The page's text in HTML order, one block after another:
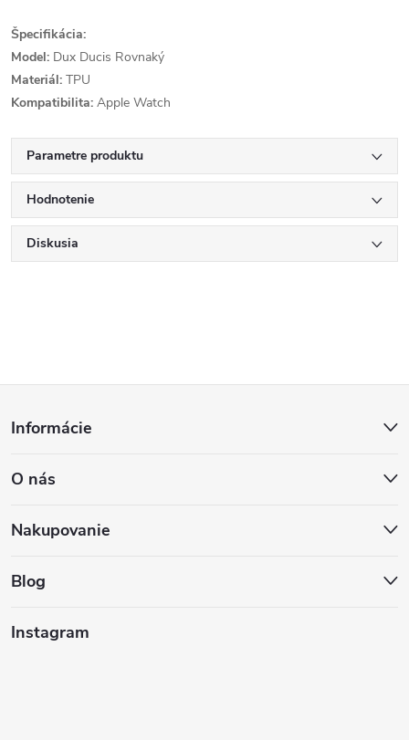
Špecifikácia:
Model: Dux Ducis Rovnaký
Materiál: TPU
Kompatibilita: Apple Watch
Parametre produktu
Hodnotenie
Diskusia
p
ä
Informácie
O nás
Nakupovanie
Blog
Instagram